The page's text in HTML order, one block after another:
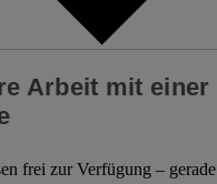
Arbeit mit einer
frei zur Verfügung – gerade